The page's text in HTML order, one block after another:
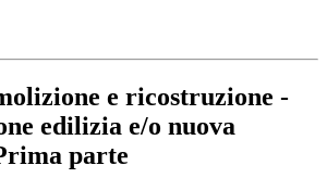
e ricostruzione -
edilizia e/o nuova
parte